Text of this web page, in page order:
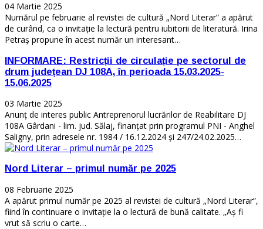
04 Martie 2025
Numărul pe februarie al revistei de cultură „Nord Literar” a apărut
de curând, ca o invitație la lectură pentru iubitorii de literatură. Irina
Petraș propune în acest număr un interesant…
INFORMARE: Restricții de circulație pe sectorul de
drum județean DJ 108A, în perioada 15.03.2025-
15.06.2025
03 Martie 2025
Anunț de interes public Antreprenorul lucrărilor de Reabilitare DJ
108A Gârdani - lim. jud. Sălaj, finanțat prin programul PNI - Anghel
Saligny, prin adresele nr. 1984 / 16.12.2024 și 247/24.02.2025…
Nord Literar – primul număr pe 2025
08 Februarie 2025
A apărut primul număr pe 2025 al revistei de cultură „Nord Literar”,
fiind în continuare o invitație la o lectură de bună calitate. „Aș fi
vrut să scriu o carte…